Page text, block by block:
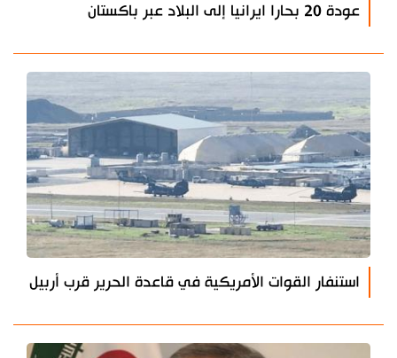
عودة 20 بحارا ايرانيا إلى البلاد عبر باكستان
استنفار القوات الأمريكية في قاعدة الحرير قرب أربيل